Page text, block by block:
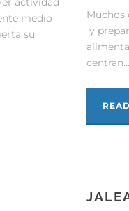
medio
su
Muchos
y
centran...